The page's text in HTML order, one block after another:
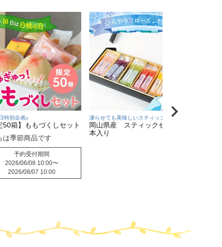
特別企画♪
50箱】ももづくしセット
は季節商品です
予約受付期間
2026/06/08 10:00〜
2026/08/07 10:00
凍らせても美味しいスティックゼリー♪
岡山県産 スティックゼリー30
本入り